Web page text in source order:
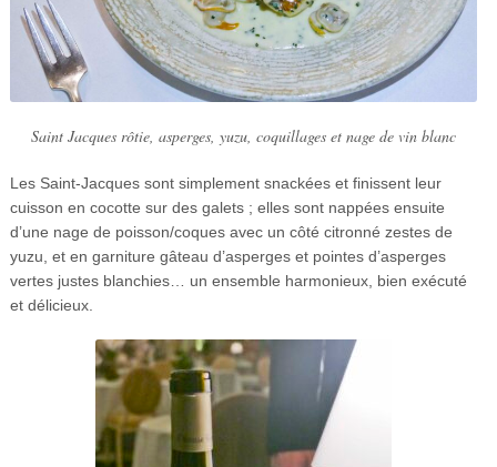
Saint Jacques rôtie, asperges, yuzu, coquillages et nage de vin blanc
Les Saint-Jacques sont simplement snackées et finissent leur
cuisson en cocotte sur des galets ; elles sont nappées ensuite
d’une nage de poisson/coques avec un côté citronné zestes de
yuzu, et en garniture gâteau d’asperges et pointes d’asperges
vertes justes blanchies… un ensemble harmonieux, bien exécuté
et délicieux.